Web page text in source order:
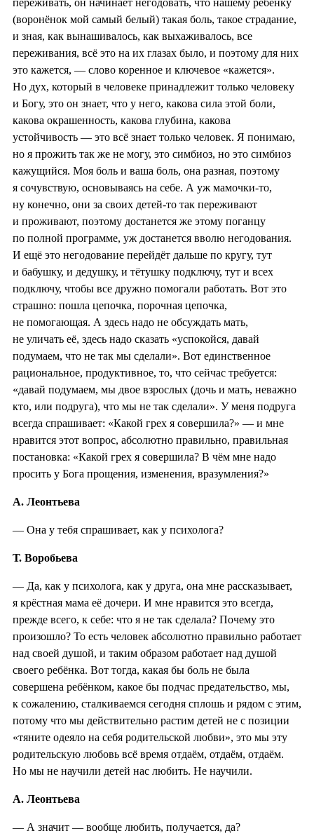
(воронёнок мой самый белый) такая боль, такое страдание,
и зная, как вынашивалось, как выхаживалось, все
переживания, всё это на их глазах было, и поэтому для них
это кажется, — слово коренное и ключевое «кажется».
Но дух, который в человеке принадлежит только человеку
и Богу, это он знает, что у него, какова сила этой боли,
какова окрашенность, какова глубина, какова
устойчивость — это всё знает только человек. Я понимаю,
но я прожить так же не могу, это симбиоз, но это симбиоз
кажущийся. Моя боль и ваша боль, она разная, поэтому
я сочувствую, основываясь на себе. А уж мамочки-то,
ну конечно, они за своих детей-то так переживают
и проживают, поэтому достанется же этому поганцу
по полной программе, уж достанется вволю негодования.
И ещё это негодование перейдёт дальше по кругу, тут
и бабушку, и дедушку, и тётушку подключу, тут и всех
подключу, чтобы все дружно помогали работать. Вот это
страшно: пошла цепочка, порочная цепочка,
не помогающая. А здесь надо не обсуждать мать,
не уличать её, здесь надо сказать «успокойся, давай
подумаем, что не так мы сделали». Вот единственное
рациональное, продуктивное, то, что сейчас требуется:
«давай подумаем, мы двое взрослых (дочь и мать, неважно
кто, или подруга), что мы не так сделали». У меня подруга
всегда спрашивает: «Какой грех я совершила?» — и мне
нравится этот вопрос, абсолютно правильно, правильная
постановка: «Какой грех я совершила? В чём мне надо
просить у Бога прощения, изменения, вразумления?»
А. Леонтьева
— Она у тебя спрашивает, как у психолога?
Т. Воробьева
— Да, как у психолога, как у друга, она мне рассказывает,
я крёстная мама её дочери. И мне нравится это всегда,
прежде всего, к себе: что я не так сделала? Почему это
произошло? То есть человек абсолютно правильно работает
над своей душой, и таким образом работает над душой
своего ребёнка. Вот тогда, какая бы боль не была
совершена ребёнком, какое бы подчас предательство, мы,
к сожалению, сталкиваемся сегодня сплошь и рядом с этим,
потому что мы действительно растим детей не с позиции
«тяните одеяло на себя родительской любви», это мы эту
родительскую любовь всё время отдаём, отдаём, отдаём.
Но мы не научили детей нас любить. Не научили.
А. Леонтьева
— А значит — вообще любить, получается, да?